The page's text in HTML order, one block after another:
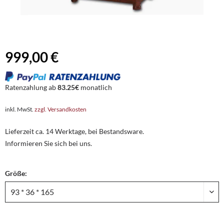
999,00 €
Ratenzahlung ab83.25€ monatlich
inkl. MwSt. zzgl. Versandkosten
Lieferzeit ca. 14 Werktage, bei Bestandsware.
Informieren Sie sich bei uns.
Größe: